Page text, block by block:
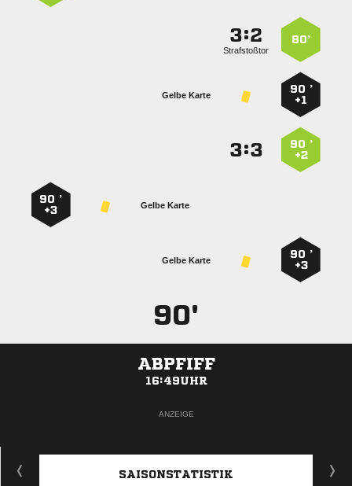
80’
:
Strafstoßtor
90 ’
+1
Gelbe Karte
90 ’
+2
:
Gelbe Karte
90 ’
+3
90 ’
+3
Gelbe Karte
90'
ABPFIFF
16:49UHR
ANZEIGE
SAISONSTATISTIK